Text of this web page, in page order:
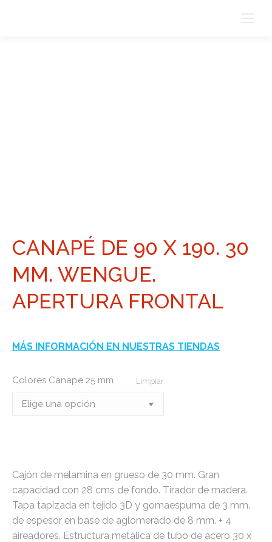
CANAPÉ DE 90 X 190. 30
MM. WENGUE.
APERTURA FRONTAL
MÁS INFORMACIÓN EN NUESTRAS TIENDAS
Colores Canape 25 mm Limpiar
Cajón de melamina en grueso de 30 mm. Gran
capacidad con 28 cms de fondo. Tirador de madera.
Tapa tapizada en tejido 3D y gomaespuma de 3 mm.
de espesor en base de aglomerado de 8 mm. + 4
aireadores. Estructura metálica de tubo de acero 30 x